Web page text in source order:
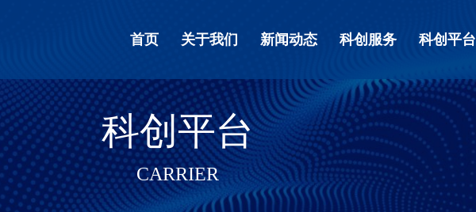
首页 关于我们 新闻动态 科创服务 科创平台
科创平台
CARRIER